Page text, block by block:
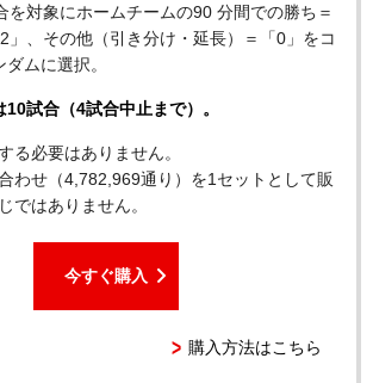
を対象にホームチームの90 分間での勝ち＝
2」、その他（引き分け・延長）＝「0」をコ
ムに選択。
試合（4試合中止まで）。
る必要はありません。
わせ（4,782,969通り）を1セットとして販
ではありません。
今すぐ購入
購入方法はこちら